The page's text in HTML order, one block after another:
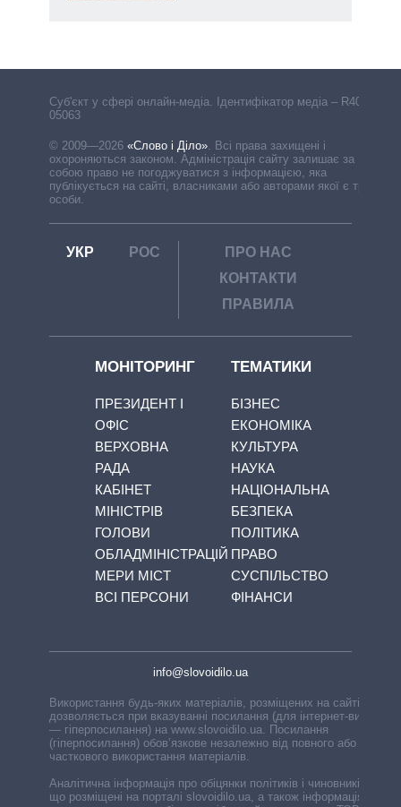
Cуб'єкт у сфері онлайн-медіа. Ідентифікатор медіа – R40-
05063
© 2009—2026 «Слово і Діло»
Всі права захищені і
охороняються законом. Адміністрація сайту залишає за
собою право не погоджуватися з інформацією, яка
публікується на сайті, власниками або авторами якої є треті
особи.
УКР РОС
ПРО НАС
КОНТАКТИ
ПРАВИЛА
МОНІТОРИНГ
ПРЕЗИДЕНТ І
ОФІС
ВЕРХОВНА
РАДА
КАБІНЕТ
МІНІСТРІВ
ГОЛОВИ
ОБЛАДМІНІСТРАЦІЙ
МЕРИ МІСТ
ВСІ ПЕРСОНИ
ТЕМАТИКИ
БІЗНЕС
ЕКОНОМІКА
КУЛЬТУРА
НАУКА
НАЦІОНАЛЬНА
БЕЗПЕКА
ПОЛІТИКА
ПРАВО
СУСПІЛЬСТВО
ФІНАНСИ
info@slovoidilo.ua
Використання будь-яких матеріалів, розміщених на сайті,
дозволяється при вказуванні посилання (для інтернет-видань
— гіперпосилання) на www.slovoidilo.ua. Посилання
(гіперпосилання) обов’язкове незалежно від повного або
часткового використання матеріалів.
Аналітична інформація про обіцянки політиків і чиновників,
що розміщені на порталі slovoidilo.ua, а також інформація про